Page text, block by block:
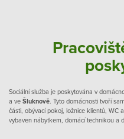
Sociální služba je poskytována v
a ve Šluknově. Tyto domácnosti tvoří
části, obývací pokoj, ložnice klientů, WC
vybaven nábytkem, domácí technikou a